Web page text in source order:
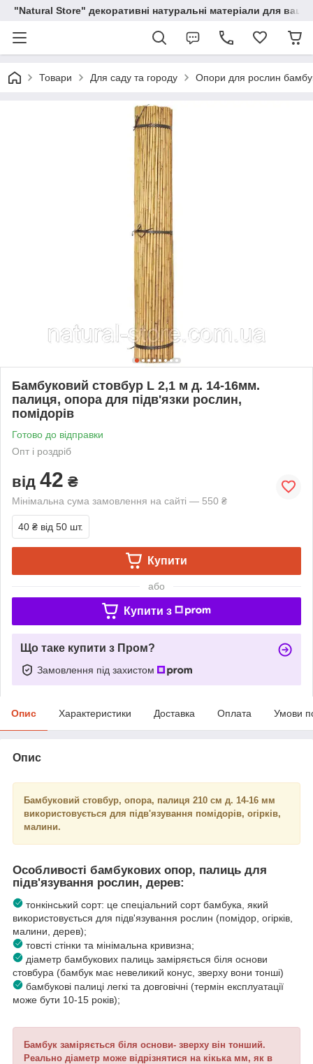
"Natural Store" декоративні натуральні матеріали для
Товари Для саду та городу Опори для рослин
Бамбуковий стовбур L 2,1 м д. 14-16мм.
палиця, опора для підв'язки рослин,
помідорів
Готово до відправки
Опт і роздріб
від 42 ₴
Мінімальна сума замовлення на сайті — 550 ₴
40 ₴ від 50 шт.
Купити
або
Купити з
Що таке купити з Пром?
Замовлення під захистом
Опис Характеристики Доставка Оплата Умови
Опис
Бамбуковий стовбур, опора, палиця 210 см д. 14-16 мм
використовується для підв'язування помідорів, огірків,
малини.
Особливості бамбукових опор, палиць для
підв'язування рослин, дерев:
тонкінський сорт: це спеціальний сорт бамбука, який
використовується для підв'язування рослин (помідор, огірків,
малини, дерев);
товсті стінки та мінімальна кривизна;
діаметр бамбукових палиць заміряється біля основи
стовбура (бамбук має невеликий конус, зверху вони тонші)
бамбукові палиці легкі та довговічні (термін експлуатації
може бути 10-15 років);
Бамбук заміряється біля основи- зверху він тонший.
Реально діаметр може відрізнятися на кікька мм, як в